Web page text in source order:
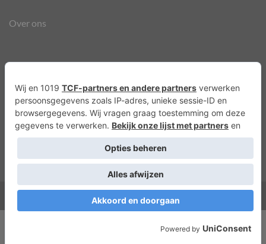
Over ons
Agenda
Privacyverklaring